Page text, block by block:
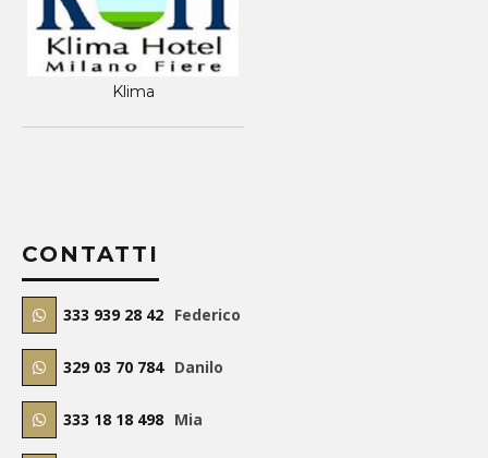
Klima
CONTATTI
333 939 28 42 Federico
329 03 70 784 Danilo
333 18 18 498 Mia